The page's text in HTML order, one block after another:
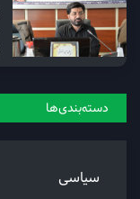
دسته‌بندی‌ها
سیاسی